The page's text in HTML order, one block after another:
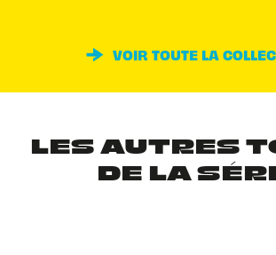
VOIR TOUTE LA
LES AUTRES
DE LA